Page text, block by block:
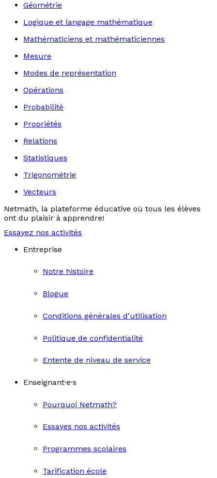
Géométrie
Logique et langage mathématique
Mathématiciens et mathématiciennes
Mesure
Modes de représentation
Opérations
Probabilité
Propriétés
Relations
Statistiques
Trigonométrie
Vecteurs
Netmath, la plateforme éducative où tous les élèves
ont du plaisir à apprendre!
Essayez nos activités
Entreprise
Notre histoire
Blogue
Conditions générales d'utilisation
Politique de confidentialité
Entente de niveau de service
Enseignant·e·s
Pourquoi Netmath?
Essayes nos activités
Programmes scolaires
Tarification école